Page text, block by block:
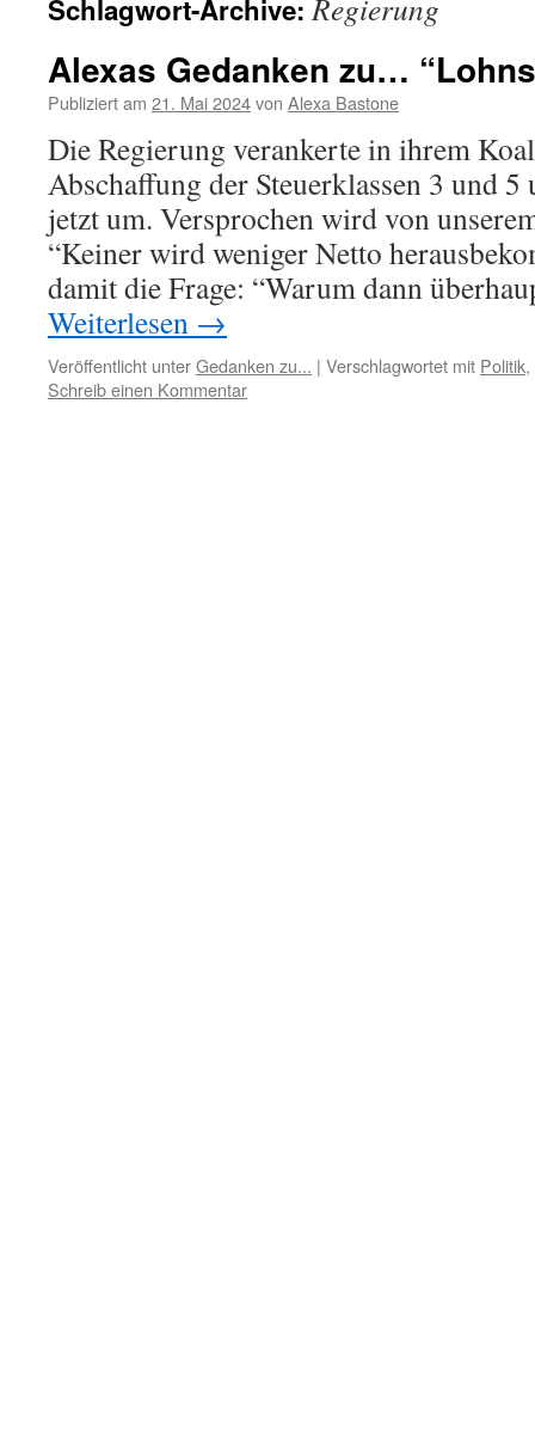
Schlagwort-Archive:Regierung
Alexas Gedanken zu…
Publiziert am 21. Mai 2024von Alexa Bastone
Die Regierung verankerte in ihrem
Abschaffung der Steuerklassen 3 und 5
jetzt um. Versprochen wird von
“Keiner wird weniger Netto
damit die Frage: “Warum dann
Weiterlesen →
Veröffentlicht unterGedanken zu... | Verschlagwortet mit Politik,
Schreib einen Kommentar